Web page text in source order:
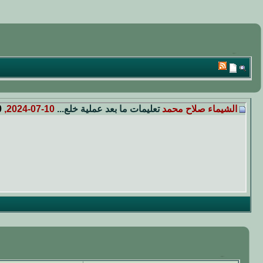
الشيماء صلاح محمد تعليمات ما بعد عملية خلع...